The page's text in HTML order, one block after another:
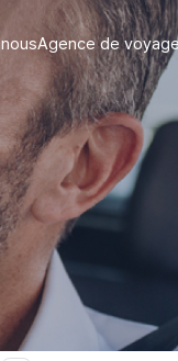
Agence de